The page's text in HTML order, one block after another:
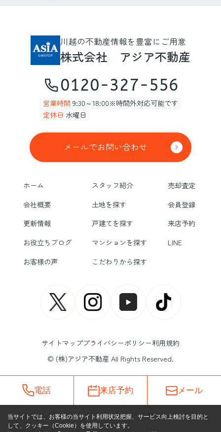
川越の不動産情報を豊富にご用意
株式会社 アジア不動産
0120-327-556
営業時間 9:30～18:00※時間外対応可能です
定休日 水曜日
メールでお問い合わせ
ホーム スタッフ紹介
売却査定
会社概要
土地を探す
会員登録
更新情報
戸建てを探す
来店予約
お役立ちブログ
マンションを探す
LINE
お客様の声
こだわりから探す
サイトマッププライバシーポリシー利用規約
© (株)アジア不動産 All Rights Reserved.
電話 来店予約 メール
当サイトでは、お客様の当サイト利用状況把握、サービス向上検討を目的と
して、クッキー（Cookie）を使用しています。